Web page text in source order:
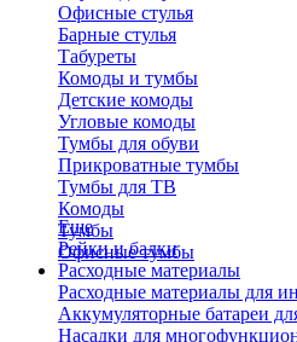
Офисные стулья
Барные стулья
Табуреты
Комоды и тумбы
Детские комоды
Угловые комоды
Тумбы для обуви
Прикроватные тумбы
Тумбы для ТВ
Комоды
Тумбы
Офисные тумбы
Еще
Рейки и балки
Расходные материалы
Расходные материалы для
Аккумуляторные батареи
Насадки для